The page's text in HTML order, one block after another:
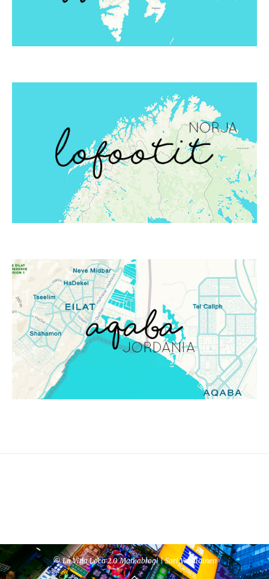
© La Vida Loca 2.0 Matkablogi | Sari Venäläinen